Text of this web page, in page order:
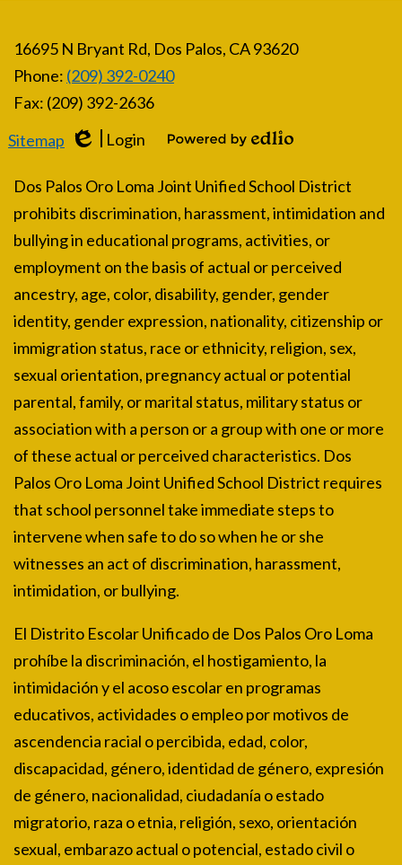
16695 N Bryant Rd, Dos Palos, CA 93620
Phone: (209) 392-0240
Fax: (209) 392-2636
Sitemap
Login
Dos Palos Oro Loma Joint Unified School District
prohibits discrimination, harassment, intimidation and
bullying in educational programs, activities, or
employment on the basis of actual or perceived
ancestry, age, color, disability, gender, gender
identity, gender expression, nationality, citizenship or
immigration status, race or ethnicity, religion, sex,
sexual orientation, pregnancy actual or potential
parental, family, or marital status, military status or
association with a person or a group with one or more
of these actual or perceived characteristics. Dos
Palos Oro Loma Joint Unified School District requires
that school personnel take immediate steps to
intervene when safe to do so when he or she
witnesses an act of discrimination, harassment,
intimidation, or bullying.
El Distrito Escolar Unificado de Dos Palos Oro Loma
prohíbe la discriminación, el hostigamiento, la
intimidación y el acoso escolar en programas
educativos, actividades o empleo por motivos de
ascendencia racial o percibida, edad, color,
discapacidad, género, identidad de género, expresión
de género, nacionalidad, ciudadanía o estado
migratorio, raza o etnia, religión, sexo, orientación
sexual, embarazo actual o potencial, estado civil o